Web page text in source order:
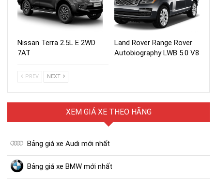
Nissan Terra 2.5L E 2WD
7AT
Land Rover Range Rover
Autobiography LWB 5.0 V8
PREV NEXT
XEM GIÁ XE THEO HÃNG
Bảng giá xe Audi mới nhất
Bảng giá xe BMW mới nhất